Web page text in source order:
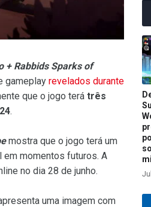
+ Rabbids Sparks of
gameplay revelados durante
que o jogo terá três
.
mostra que o jogo terá um
momentos futuros. A
no dia 28 de junho.
uma imagem com